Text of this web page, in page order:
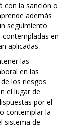
con la sanción o
además
seguimiento
en
aplicadas.
las
en las
los riesgos
el lugar de
por el
contemplar la
sistema de